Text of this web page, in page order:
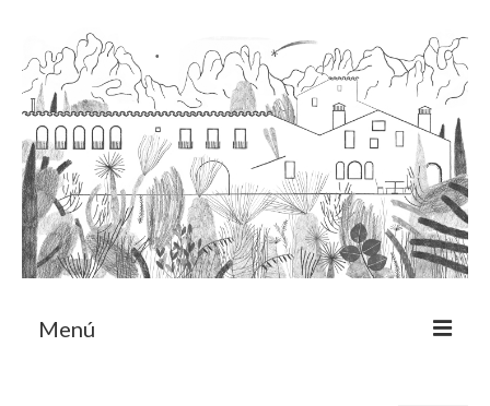
Menú